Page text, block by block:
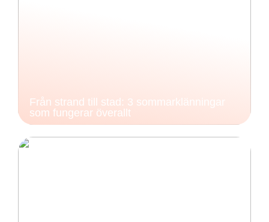
Från strand till stad: 3 sommarklänningar
som fungerar överallt